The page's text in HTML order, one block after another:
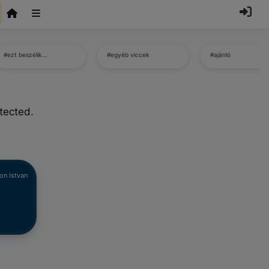
#ezt beszélik… #egyéb viccek #ajánló
Istvan